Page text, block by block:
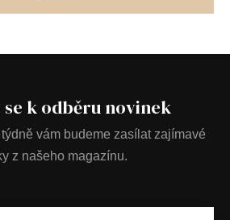
k odběru novinek
vám budeme zasílat zajímavé
z našeho magazínu.